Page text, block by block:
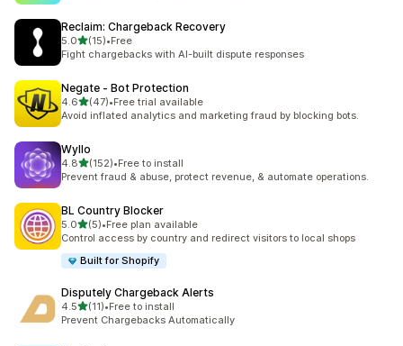
Reclaim: Chargeback Recovery
5.0滿分 5 顆星
(15)
共有 15 則評價
•Free
Fight chargebacks with AI-built dispute responses
Negate ‑ Bot Protection
4.6滿分 5 顆星
(47)
共有 47 則評價
•Free trial available
Avoid inflated analytics and marketing fraud by blocking bots.
Wyllo
4.8滿分 5 顆星
(152)
共有 152 則評價
•Free to install
Prevent fraud & abuse, protect revenue, & automate operations.
BL Country Blocker
5.0滿分 5 顆星
(5)
共有 5 則評價
•Free plan available
Control access by country and redirect visitors to local shops
Built for Shopify
Disputely Chargeback Alerts
4.5滿分 5 顆星
(11)
共有 11 則評價
•Free to install
Prevent Chargebacks Automatically